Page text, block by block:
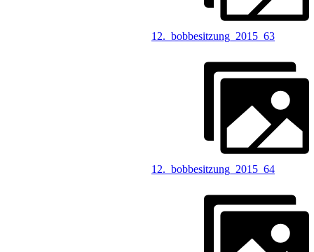
12._bobbesitzung_2015_63
12._bobbesitzung_2015_64